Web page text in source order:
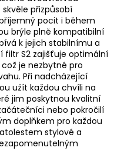
přizpůsobí
pocit i během
brýle plně kompatibilní
k jejich stabilnímu a
filtr S2 zajišťuje optimální
je nezbytné pro
Při nadcházející
užít každou chvíli na
jim poskytnou kvalitní
nebo pokročilí
doplňkem pro každou
stylové a